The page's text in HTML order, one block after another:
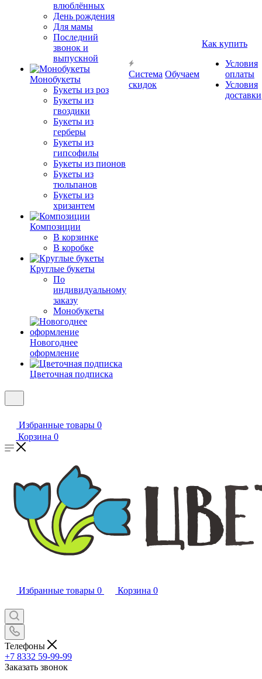
влюблённых
День рождения
Для мамы
Последний
звонок и
выпускной
Монобукеты
Букеты из роз
Букеты из
гвоздики
Букеты из
герберы
Букеты из
гипсофилы
Букеты из пионов
Букеты из
тюльпанов
Букеты из
хризантем
Композиции
В корзинке
В коробке
Круглые букеты
По
индивидуальному
заказу
Монобукеты
Новогоднее
оформление
Цветочная подписка
Система
скидок
Обучаем
Как купить
Условия
оплаты
Условия
доставки
Избранные товары 0
Корзина 0
Избранные товары 0 Корзина 0
Телефоны
+7 8332 59-99-99
Заказать звонок